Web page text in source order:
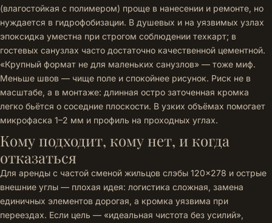
(влагостойкая с полимером) проще в нанесении и ремонте, но
нуждается в гидрофобизации. В душевых и на уязвимых узлах
эпоксидка уместна при строгом соблюдении техкарт; в
гостевых санузлах часто достаточно качественной цементной.
«Крупный формат не для маленьких санузлов» — тоже миф.
Меньше швов — чище поле и спокойнее рисунок. Риск не в
масштабе, а в монтаже: длинная остро заточенная кромка
легко бьётся о соседние плоскости. В узких объёмах помогает
микрофаска 1–2 мм и профиль на проходных углах.
Кому подходит, кому нет, и когда
отказаться
Для аренды с частой сменой жильцов слэбы 120×278 и острые
внешние углы — плохая идея: логистика сложная, замена
единичных элементов дорогая, а кромка уязвима при
переездах. Если цель — «идеальная чистота без усилий»,